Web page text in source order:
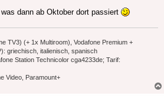
dann ab Oktober dort passiert
TV3) (+ 1x Multiroom), Vodafone Premium +
griechisch, italienisch, spanisch
Station Technicolor cga4233de; Tarif:
Video, Paramount+